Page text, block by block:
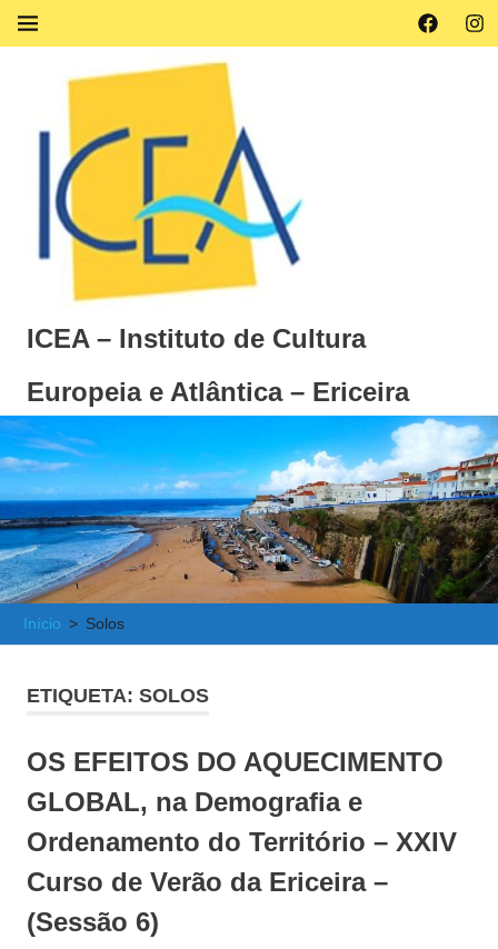
Skip
Facebook
MENU
ICEA – Instituto de Cultura
Europeia e Atlântica – Ericeira
Instituto
de
Cultura
Europeia
e
Atlântica
Início Solos
ETIQUETA: SOLOS
OS EFEITOS DO AQUECIMENTO
GLOBAL, na Demografia e
Ordenamento do Território – XXIV
Curso de Verão da Ericeira –
(Sessão 6)